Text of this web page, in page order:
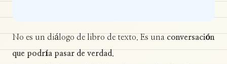
No es un diálogo de libro de texto. Es una conversación
que podría pasar de verdad